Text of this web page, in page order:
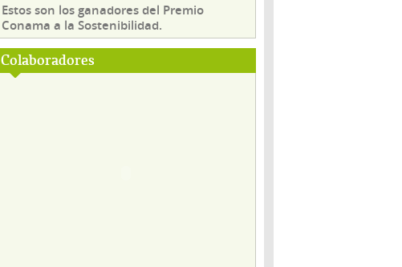
Estos son los ganadores del Premio
Conama a la Sostenibilidad.
Colaboradores